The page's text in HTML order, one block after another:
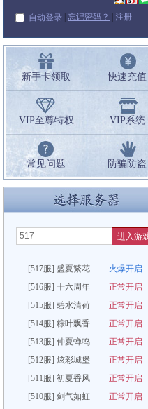
自动登录 | 忘记密码？ | 注册
新手卡领取 快速充值
VIP至尊特权 VIP系统
常见问题 防骗防盗
进入游
[517服] 盛夏繁花
火爆开启
[516服] 十六周年
正常开启
[515服] 碧水清荷
正常开启
[514服] 粽叶飘香
正常开启
[513服] 仲夏蝉鸣
正常开启
[512服] 炫彩城堡
正常开启
[511服] 初夏香风
正常开启
[510服] 剑气如虹
正常开启